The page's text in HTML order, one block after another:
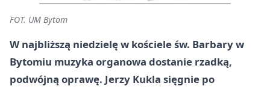
FOT. UM Bytom
W najbliższą niedzielę w kościele św. Barbary w
Bytomiu muzyka organowa dostanie rzadką,
podwójną oprawę. Jerzy Kukla sięgnie po